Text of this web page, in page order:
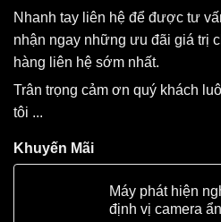
Nhanh tay liên hệ để được tư
nhận ngay những ưu đãi giá trị
hàng liên hệ sớm nhất.
Trân trọng cảm ơn quý khách
tôi ...
Khuyến Mãi
Máy phát hiện
định vị camera